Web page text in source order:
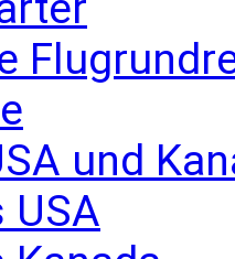
und
USA